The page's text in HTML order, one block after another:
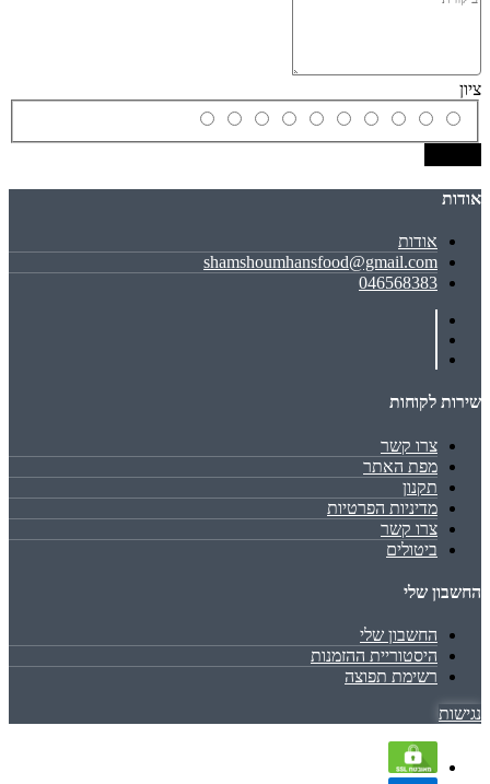
ציון
אודות
אודות
shamshoumhansfood@gmail.com
046568383
שירות לקוחות
צרו קשר
מפת האתר
תקנון
מדיניות הפרטיות
צרו קשר
ביטולים
החשבון שלי
החשבון שלי
היסטוריית ההזמנות
רשימת תפוצה
נגישות